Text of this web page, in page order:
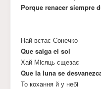
Porque renacer siempre
Най встає Сонечко
Que salga el sol
Хай Мiсяць сщезає
Que la luna se
То кохання й у небi